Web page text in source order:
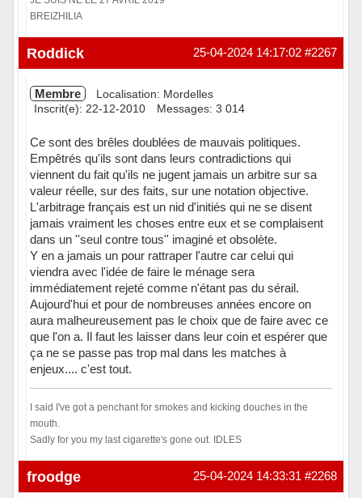
BREIZHILIA
Hors ligne #2267
25-04-2024 14:17:02
Roddick
Membre
Localisation: Mordelles
Inscrit(e): 22-12-2010
Messages: 3 014
Ce sont des brêles doublées de mauvais politiques.
Empêtrés qu'ils sont dans leurs contradictions qui
viennent du fait qu'ils ne jugent jamais un arbitre sur sa
valeur réelle, sur des faits, sur une notation objective.
L'arbitrage français est un nid d'initiés qui ne se disent
jamais vraiment les choses entre eux et se complaisent
dans un ''seul contre tous'' imaginé et obsolète.
Y en a jamais un pour rattraper l'autre car celui qui
viendra avec l'idée de faire le ménage sera
immédiatement rejeté comme n'étant pas du sérail.
Aujourd'hui et pour de nombreuses années encore on
aura malheureusement pas le choix que de faire avec ce
que l'on a. Il faut les laisser dans leur coin et espérer que
ça ne se passe pas trop mal dans les matches à
enjeux.... c'est tout.
I said I've got a penchant for smokes and kicking douches in the
mouth.
Sadly for you my last cigarette's gone out. IDLES
Hors ligne #2268
25-04-2024 14:33:31
froodge